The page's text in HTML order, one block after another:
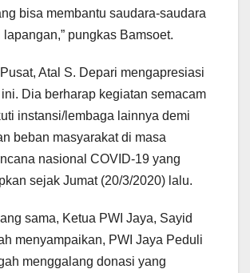
bisa membantu saudara-saudara
lapangan,” pungkas Bamsoet.
Atal S. Depari mengapresiasi
Dia berharap kegiatan semacam
instansi/lembaga lainnya demi
beban masyarakat di masa
nasional COVID-19 yang
sejak Jumat (20/3/2020) lalu.
sama, Ketua PWI Jaya, Sayid
menyampaikan, PWI Jaya Peduli
menggalang donasi yang